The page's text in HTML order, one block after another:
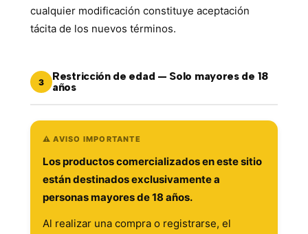
cualquier modificación constituye aceptación
tácita de los nuevos términos.
3
Restricción de edad — Solo mayores de 18
años
⚠️ AVISO IMPORTANTE
Los productos comercializados en este sitio
están destinados exclusivamente a
personas mayores de 18 años.
Al realizar una compra o registrarse, el